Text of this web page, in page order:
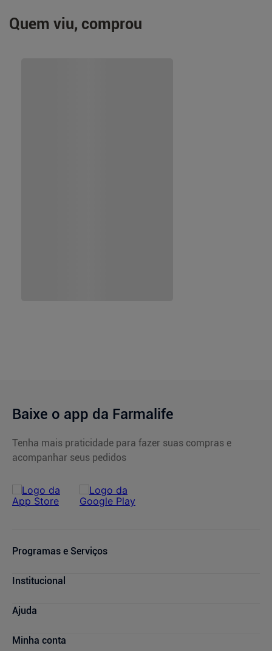
Quem viu, comprou
Baixe o app da Farmalife
Tenha mais praticidade para fazer suas compras e
acompanhar seus pedidos
Programas e Serviços
Serviços Farmacêuticos
Cupons de Desconto
Bem + Farmalife
Institucional
Nossas Lojas
Trabalhe Conosco
Ajuda
Compras e Pedidos
Minha conta